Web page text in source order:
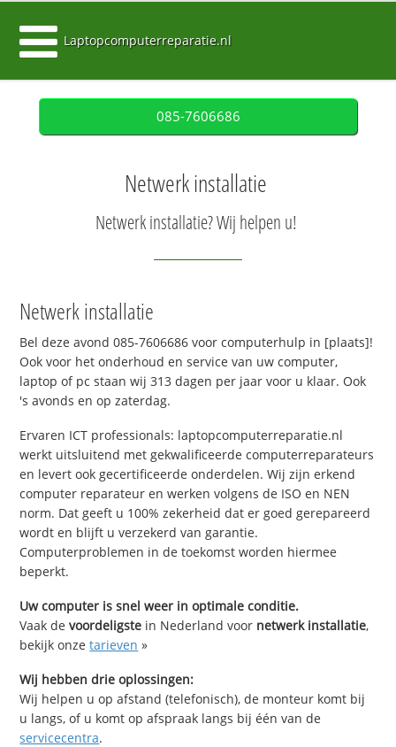
Laptopcomputerreparatie.nl
085-7606686
Netwerk installatie
Netwerk installatie? Wij helpen u!
Netwerk installatie
Bel deze avond 085-7606686 voor computerhulp in [plaats]!
Ook voor het onderhoud en service van uw computer,
laptop of pc staan wij 313 dagen per jaar voor u klaar. Ook
's avonds en op zaterdag.
Ervaren ICT professionals: laptopcomputerreparatie.nl
werkt uitsluitend met gekwalificeerde computerreparateurs
en levert ook gecertificeerde onderdelen. Wij zijn erkend
computer reparateur en werken volgens de ISO en NEN
norm. Dat geeft u 100% zekerheid dat er goed gerepareerd
wordt en blijft u verzekerd van garantie.
Computerproblemen in de toekomst worden hiermee
beperkt.
Uw computer is snel weer in optimale conditie.
Vaak devoordeligste in Nederland voor netwerk installatie,
bekijk onzetarieven »
Wij hebben drie oplossingen:
Wij helpen u op afstand (telefonisch), de monteur komt bij
u langs, of u komt op afspraak langs bij één van de
servicecentra.